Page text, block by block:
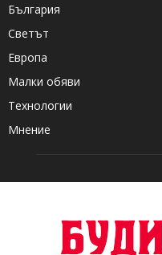
България
Светът
Европа
Малки обяви
Технологии
Мнение